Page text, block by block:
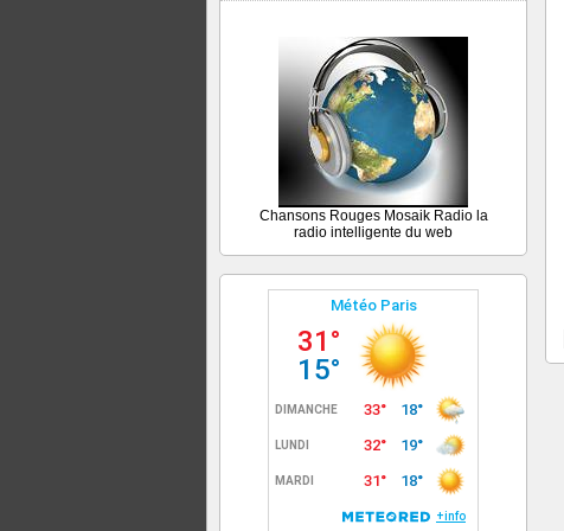
Chansons Rouges Mosaik Radio la
radio intelligente du web